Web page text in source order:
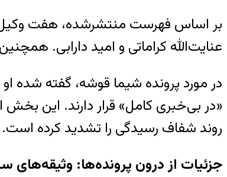
بر اساس فهرست منتشرشده، هفت وکیل
عنایت‌الله کراماتی و امید دارابی.
«در بی‌خبری کامل» قرار دارند. این بخش
روند شفاف رسیدگی را تشدید کرده است.
جزئیات از درون پرونده‌ها: